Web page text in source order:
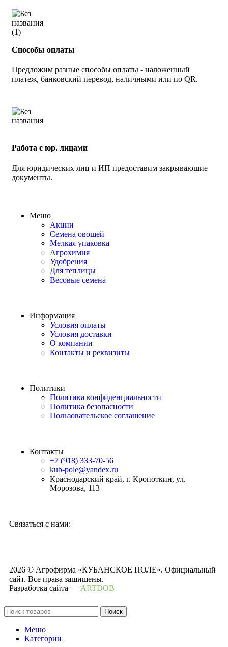
Способы оплаты
Предложим разные способы оплаты - наложенный
платеж, банковский перевод, наличными или по QR.
Работа с юр. лицами
Для юридических лиц и ИП предоставим закрывающие
документы.
Меню
Акции
Семена овощей
Мелкая упаковка
Агрохимия
Удобрения
Для теплицы
Весовые семена
Информация
Условия оплаты
Условия доставки
О компании
Контакты и реквизиты
Политики
Политика конфиденциальности
Политика безопасности
Пользовательское соглашение
Контакты
+7 (918) 333-70-56
kub-pole@yandex.ru
Краснодарский край, г. Кропоткин, ул.
Морозова, 113
Связаться с нами:
2026 © Агрофирма «КУБАНСКОЕ ПОЛЕ». Официальный
сайт. Все права защищены.
Разработка сайта — ARTDOB
Поиск
Меню
Категории